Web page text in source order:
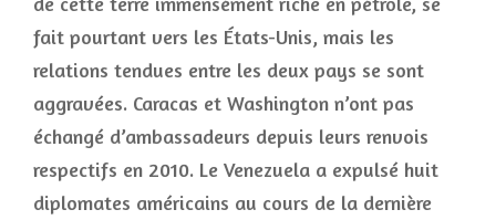
fait pourtant vers les États-Unis, mais les
relations tendues entre les deux pays se sont
aggravées. Caracas et Washington n’ont pas
échangé d’ambassadeurs depuis leurs renvois
respectifs en 2010. Le Venezuela a expulsé huit
diplomates américains au cours de la dernière